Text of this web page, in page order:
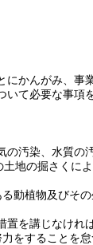
かんがみ、事
て必要な事項
の汚染、水質の
地の掘さくに
動植物及びその
を講じなけれ
をすることを怠